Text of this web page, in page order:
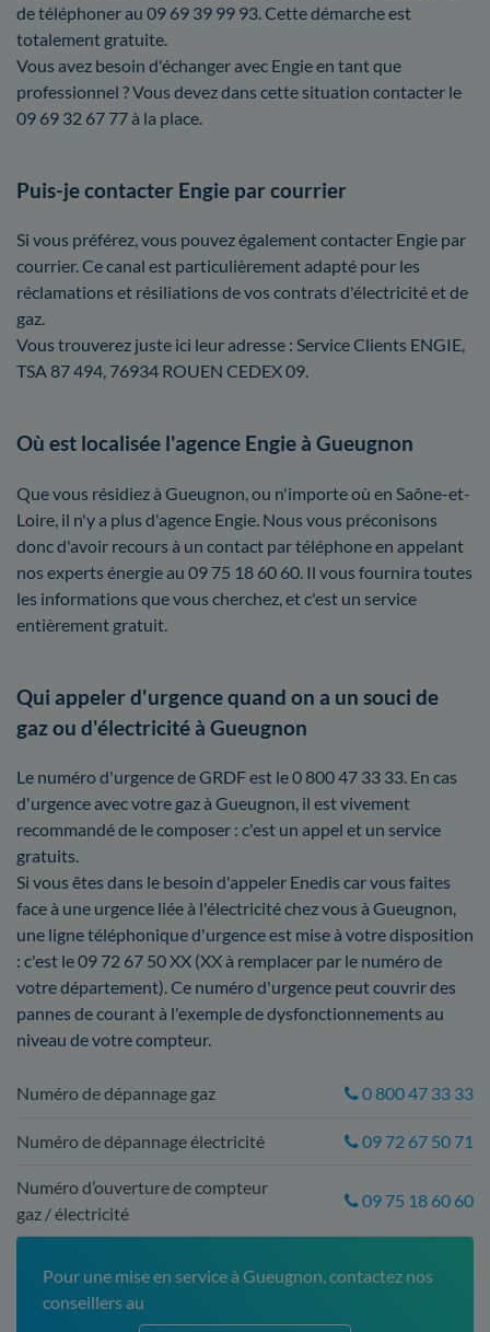
de téléphoner au 09 69 39 99 93. Cette démarche est
totalement gratuite.
Vous avez besoin d'échanger avec Engie en tant que
professionnel ? Vous devez dans cette situation contacter le
09 69 32 67 77 à la place.
Puis-je contacter Engie par courrier
Si vous préférez, vous pouvez également contacter Engie par
courrier. Ce canal est particulièrement adapté pour les
réclamations et résiliations de vos contrats d'électricité et de
gaz.
Vous trouverez juste ici leur adresse : Service Clients ENGIE,
TSA 87 494, 76934 ROUEN CEDEX 09.
Où est localisée l'agence Engie à Gueugnon
Que vous résidiez à Gueugnon, ou n'importe où en Saône-et-
Loire, il n'y a plus d'agence Engie. Nous vous préconisons
donc d'avoir recours à un contact par téléphone en appelant
nos experts énergie au 09 75 18 60 60. Il vous fournira toutes
les informations que vous cherchez, et c'est un service
entièrement gratuit.
Qui appeler d'urgence quand on a un souci de
gaz ou d'électricité à Gueugnon
Le numéro d'urgence de GRDF est le 0 800 47 33 33. En cas
d'urgence avec votre gaz à Gueugnon, il est vivement
recommandé de le composer : c'est un appel et un service
gratuits.
Si vous êtes dans le besoin d'appeler Enedis car vous faites
face à une urgence liée à l'électricité chez vous à Gueugnon,
une ligne téléphonique d'urgence est mise à votre disposition
: c'est le 09 72 67 50 XX (XX à remplacer par le numéro de
votre département). Ce numéro d'urgence peut couvrir des
pannes de courant à l'exemple de dysfonctionnements au
niveau de votre compteur.
Numéro de dépannage gaz 0 800 47 33 33
Numéro de dépannage électricité 09 72 67 50 71
Numéro d’ouverture de compteur
gaz / électricité
09 75 18 60 60
Pour une mise en service à Gueugnon, contactez nos
conseillers au